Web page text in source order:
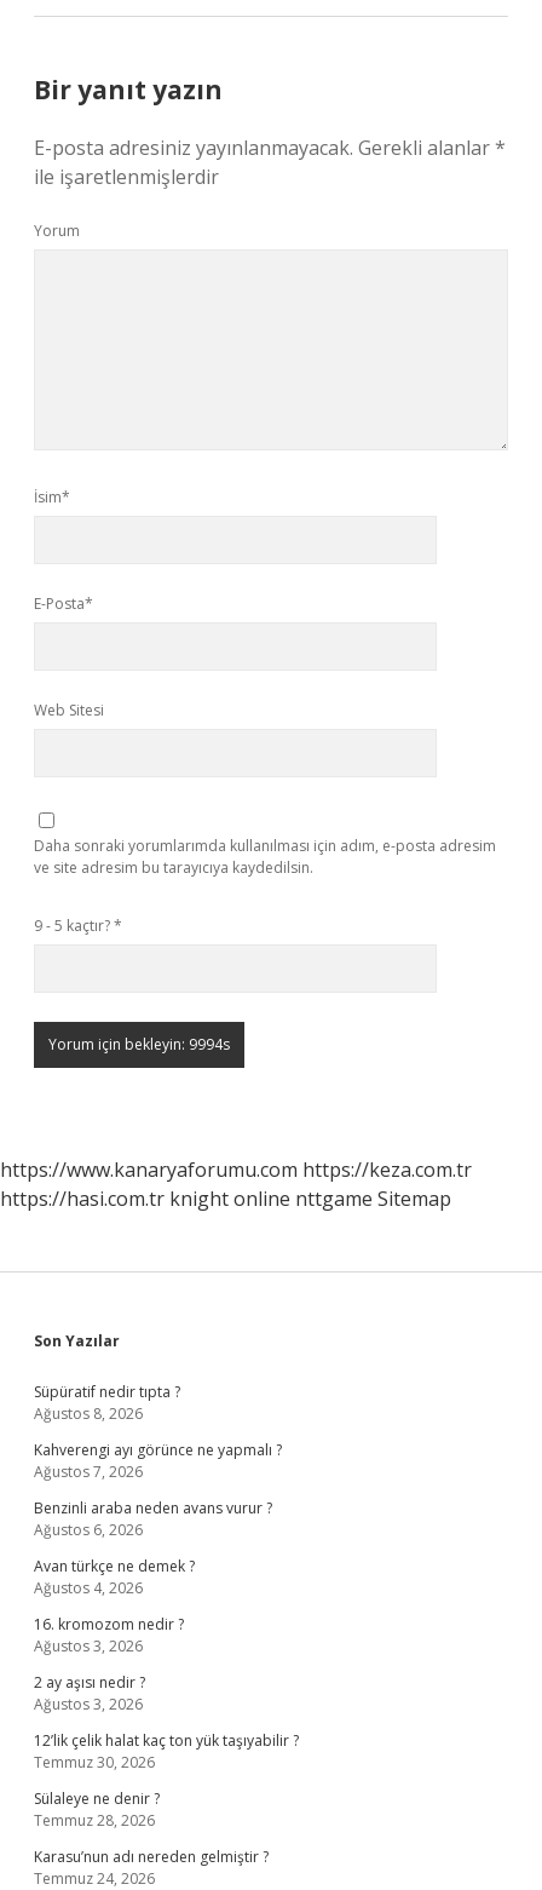
Bir yanıt yazın
E-posta adresiniz yayınlanmayacak. Gerekli alanlar*
ile işaretlenmişlerdir
Yorum
İsim*
E-Posta*
Web Sitesi
Daha sonraki yorumlarımda kullanılması için adım, e-posta adresim
ve site adresim bu tarayıcıya kaydedilsin.
9 - 5 kaçtır?*
https://www.kanaryaforumu.com https://keza.com.tr
https://hasi.com.tr knight online nttgame Sitemap
Sidebar
Son Yazılar
Süpüratif nedir tıpta ?
Ağustos 8, 2026
Kahverengi ayı görünce ne yapmalı ?
Ağustos 7, 2026
Benzinli araba neden avans vurur ?
Ağustos 6, 2026
Avan türkçe ne demek ?
Ağustos 4, 2026
16. kromozom nedir ?
Ağustos 3, 2026
2 ay aşısı nedir ?
Ağustos 3, 2026
12’lik çelik halat kaç ton yük taşıyabilir ?
Temmuz 30, 2026
Sülaleye ne denir ?
Temmuz 28, 2026
Karasu’nun adı nereden gelmiştir ?
Temmuz 24, 2026